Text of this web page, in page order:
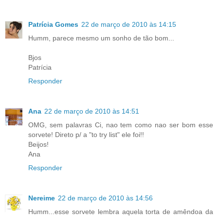
Patrícia Gomes 22 de março de 2010 às 14:15
Humm, parece mesmo um sonho de tão bom...
Bjos
Patrícia
Responder
Ana 22 de março de 2010 às 14:51
OMG, sem palavras Ci, nao tem como nao ser bom esse
sorvete! Direto p/ a "to try list" ele foi!!
Beijos!
Ana
Responder
Nereime 22 de março de 2010 às 14:56
Humm...esse sorvete lembra aquela torta de amêndoa da